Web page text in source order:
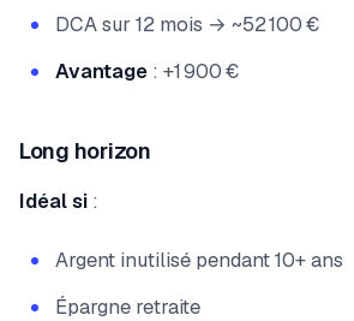
DCA sur 12 mois → ~52 100 €
Avantage : +1 900 €
Long horizon
Idéal si :
Argent inutilisé pendant 10+ ans
Épargne retraite